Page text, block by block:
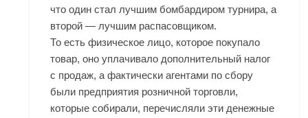
что один стал лучшим бомбардиром турнира, а
второй — лучшим распасовщиком.
То есть физическое лицо, которое покупало
товар, оно уплачивало дополнительный налог
с продаж, а фактически агентами по сбору
были предприятия розничной торговли,
которые собирали, перечисляли эти денежные